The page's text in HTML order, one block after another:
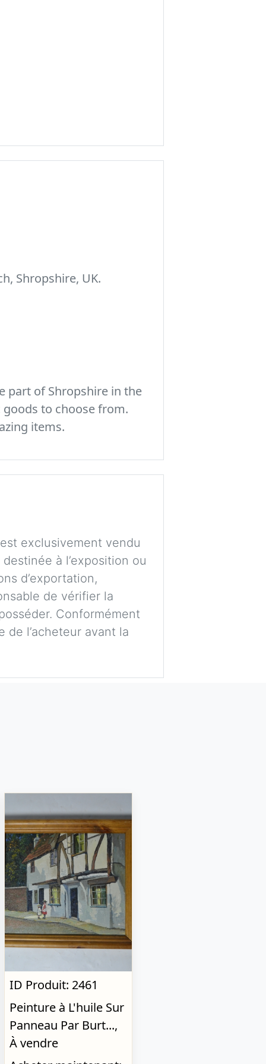
Shropshire, UK.
part of Shropshire in the
to choose from.
items.
exclusivement vendu
à l’exposition ou
d’exportation,
de vérifier la
Conformément
de l’acheteur avant la
ID Produit: 2461
Peinture à L'huile Sur
Panneau Par Burt...,
À vendre